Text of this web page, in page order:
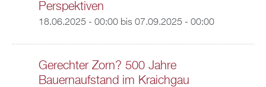
Perspektiven
18.06.2025 - 00:00bis 07.09.2025 - 00:00
Gerechter Zorn? 500 Jahre
Bauernaufstand im Kraichgau